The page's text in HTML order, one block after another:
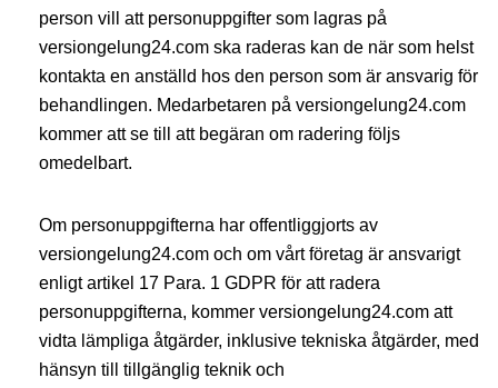
person vill att personuppgifter som lagras på
versiongelung24.com ska raderas kan de när som helst
kontakta en anställd hos den person som är ansvarig för
behandlingen. Medarbetaren på versiongelung24.com
kommer att se till att begäran om radering följs
omedelbart.
Om personuppgifterna har offentliggjorts av
versiongelung24.com och om vårt företag är ansvarigt
enligt artikel 17 Para. 1 GDPR för att radera
personuppgifterna, kommer versiongelung24.com att
vidta lämpliga åtgärder, inklusive tekniska åtgärder, med
hänsyn till tillgänglig teknik och